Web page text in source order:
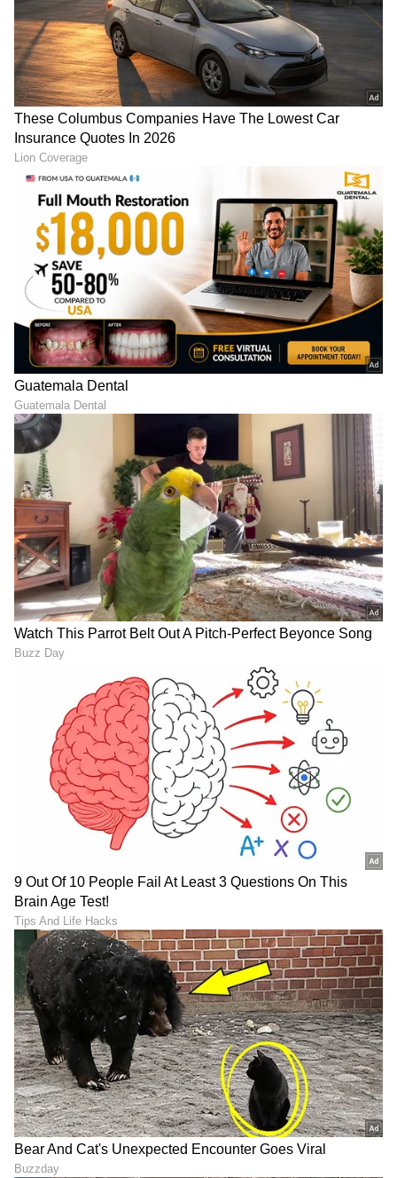
RECOMMENDED STORIES
FIFA World Cup 2026
ಮೈದಾನದಲ್ಲೂ ಮಿಂಚು,
ಮೈದಾನದ ಹೊರಗೂ ಮಾದರಿ:
ಜಪಾನ್ ವಿಶ್ವದ ಗಮನ ಸೆಳೆದದ್ದು
ಹೇಗೆ?
FIFA World Cup 2026:
ಸ್ಪೇನ್‌ಗೆ ಶಾಕ್ ನೀಡಿ ಡ್ರಾ ಸಾಧಿಸಿದ
ಕೇಪ್ ವರ್ಡೆ!
Ronaldo Marriage: ಕೊನೆಗೂ
ಗೆಳತಿ ಜೊತೆ ದಾಂಪತ್ಯಕ್ಕೆ
ಕಾಲಿಡ್ತಾರಾ ರೊನಾಲ್ಡೊ? ಏನಿದು
ಹೊಸ ಸುದ್ದಿ?
FIFA World Cup 2026:
1934ರ ಬಳಿಕ ಸೋಲಿಲ್ಲ, ಆದರೆ
ಗೆಲುವೂ ಇಲ್ಲ; ಬ್ರೆಜಿಲ್‌ಗೆ ವಿಶ್ವಕಪ್‌
ಆರಂಭದಲ್ಲಿ ನಿರಾಸೆ
LATEST VIDEOS
"ರಾಜಕೀಯ ಬೇಡ, ಸಿನಿಮಾನೇ ಪ್ರಾಣ":
ಕನಕೋತ್ಸವದಲ್ಲಿ ರಿಷಬ್ ಶೆಟ್ಟಿ | Rishab
Shetty speech | Suvarna News
ಶೇ.50 ರಿಂದ ಶೇ.18 ಕ್ಕೆ TAX ಇಳಿಕೆ: ಮೋದಿ-
ಟ್ರಂಪ್ ಐತಿಹಾಸಿಕ ಒಪ್ಪಂದ | India US
Trade Deal | Party Rounds